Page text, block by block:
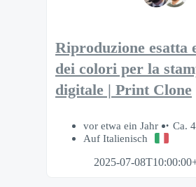
Riproduzione esatta
dei colori per la
digitale | Print Clone
vor etwa ein Jahr
Ca.
Auf Italienisch
2025-07-